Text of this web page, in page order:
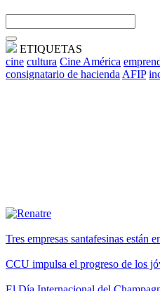
ETIQUETAS
cine cultura Cine América
consignatario de hacienda AFIP
Tres empresas santafesinas están
CCU impulsa el progreso de los